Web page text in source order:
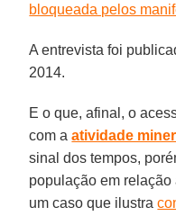
bloqueada pelos
A entrevista foi
2014.
E o que, afinal, o
com aatividade
sinal dos tempos,
população em relação
um caso que ilustra